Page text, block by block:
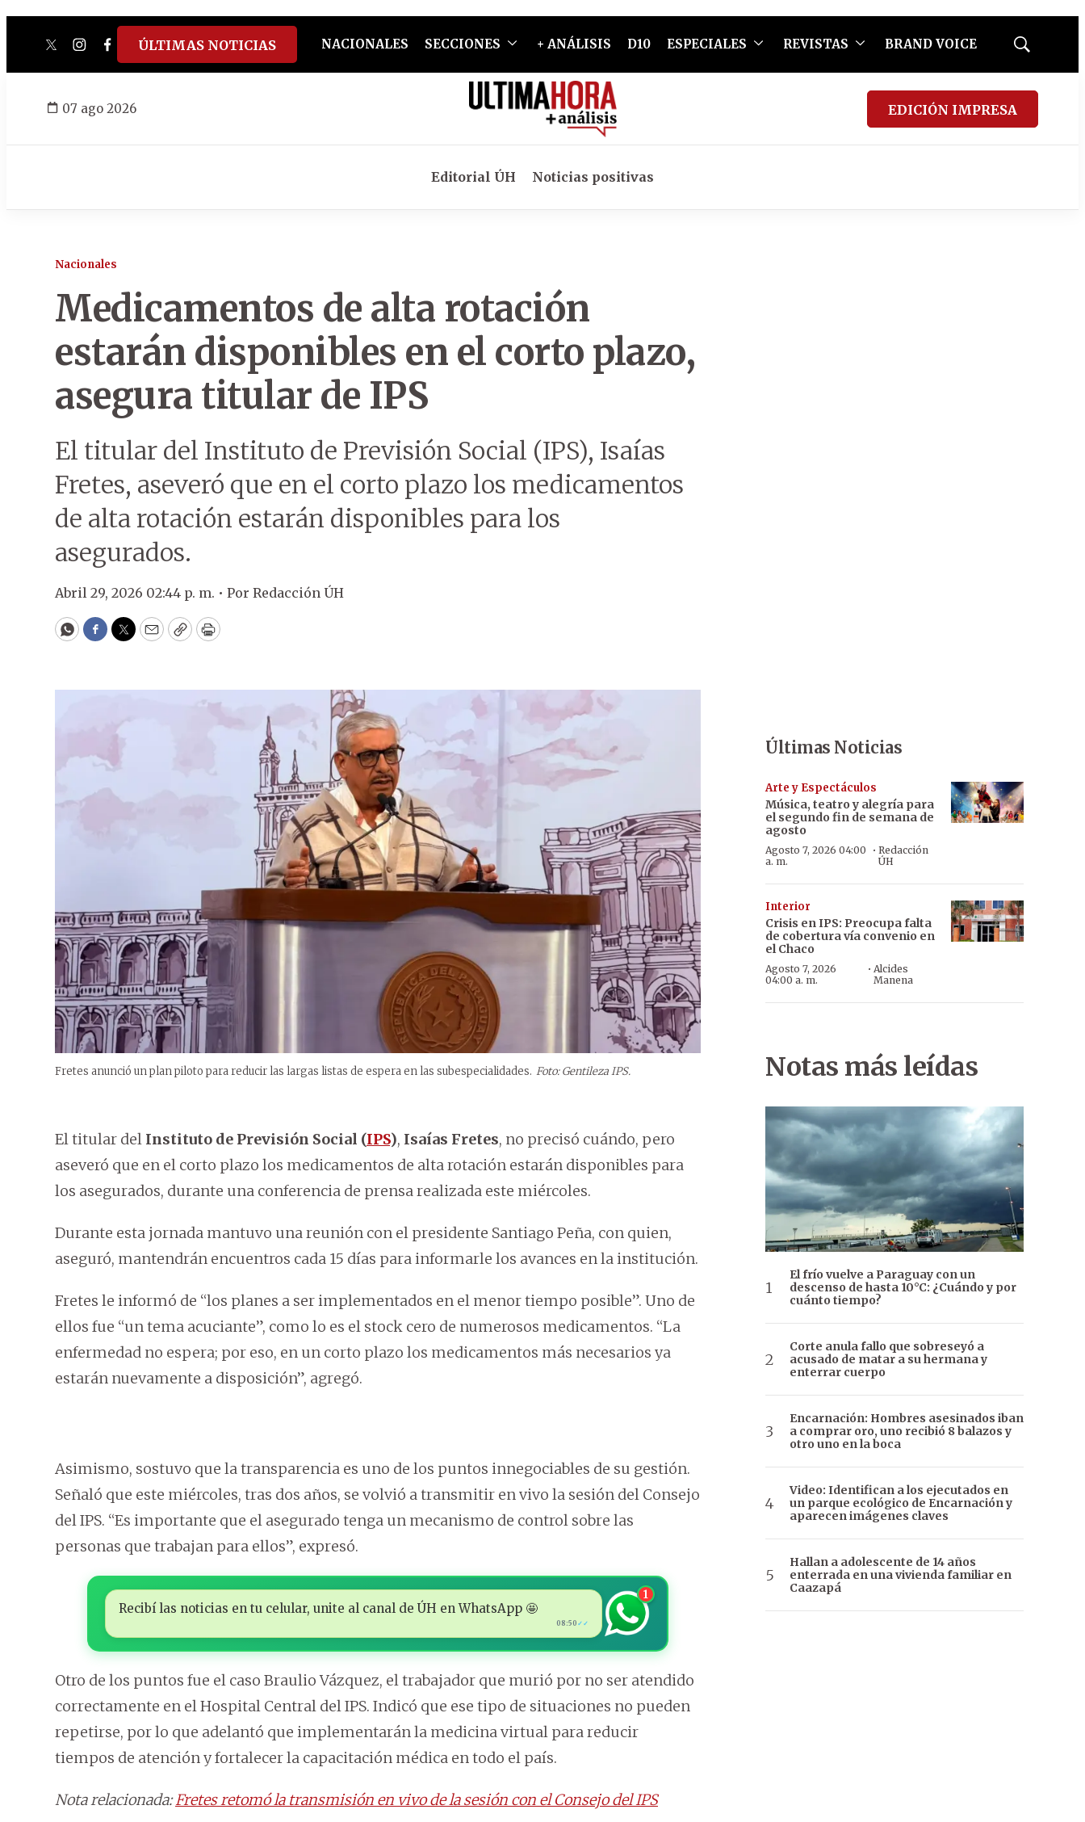
twitterinstagram
facebook
tiktokyoutube
spotify
ÚLTIMAS NOTICIAS NACIONALES SECCIONES + ANÁLISIS D10 ESPECIALES REVISTAS BRAND VOICE
Mostrar
07 ago 2026 EDICIÓN IMPRESA
Editorial ÚH Noticias positivas
Nacionales
Medicamentos de alta rotación
estarán disponibles en el corto plazo,
asegura titular de IPS
El titular del Instituto de Previsión Social (IPS), Isaías
Fretes, aseveró que en el corto plazo los medicamentos
de alta rotación estarán disponibles para los
asegurados.
Abril 29, 2026 02:44 p. m. • Por Redacción ÚH
WhatsApp
Facebook
Twitter
EmailCopyPrint
Fretes anunció un plan piloto para reducir las largas listas de espera en las subespecialidades. Foto: Gentileza IPS.
El titular del Instituto de Previsión Social (IPS), Isaías Fretes, no precisó cuándo, pero
aseveró que en el corto plazo los medicamentos de alta rotación estarán disponibles para
los asegurados, durante una conferencia de prensa realizada este miércoles.
Durante esta jornada mantuvo una reunión con el presidente Santiago Peña, con quien,
aseguró, mantendrán encuentros cada 15 días para informarle los avances en la institución.
Fretes le informó de “los planes a ser implementados en el menor tiempo posible”. Uno de
ellos fue “un tema acuciante”, como lo es el stock cero de numerosos medicamentos. “La
enfermedad no espera; por eso, en un corto plazo los medicamentos más necesarios ya
estarán nuevamente a disposición”, agregó.
Asimismo, sostuvo que la transparencia es uno de los puntos innegociables de su gestión.
Señaló que este miércoles, tras dos años, se volvió a transmitir en vivo la sesión del Consejo
del IPS. “Es importante que el asegurado tenga un mecanismo de control sobre las
personas que trabajan para ellos”, expresó.
Recibí las noticias en tu celular, unite al canal de ÚH en WhatsApp 🤩
08:50 ✓✓
1
Otro de los puntos fue el caso Braulio Vázquez, el trabajador que murió por no ser atendido
correctamente en el Hospital Central del IPS. Indicó que ese tipo de situaciones no pueden
repetirse, por lo que adelantó que implementarán la medicina virtual para reducir
tiempos de atención y fortalecer la capacitación médica en todo el país.
Nota relacionada:Fretes retomó la transmisión en vivo de la sesión con el Consejo del IPS
Últimas Noticias
Arte y Espectáculos
Música, teatro y alegría para
el segundo fin de semana de
agosto
Agosto 7, 2026 04:00
a. m.
· Redacción
ÚH
Interior
Crisis en IPS: Preocupa falta
de cobertura vía convenio en
el Chaco
Agosto 7, 2026
04:00 a. m.
·Alcides
Manena
Notas más leídas
El frío vuelve a Paraguay con un
descenso de hasta 10°C: ¿Cuándo y por
cuánto tiempo?
Corte anula fallo que sobreseyó a
acusado de matar a su hermana y
enterrar cuerpo
Encarnación: Hombres asesinados iban
a comprar oro, uno recibió 8 balazos y
otro uno en la boca
Video: Identifican a los ejecutados en
un parque ecológico de Encarnación y
aparecen imágenes claves
Hallan a adolescente de 14 años
enterrada en una vivienda familiar en
Caazapá